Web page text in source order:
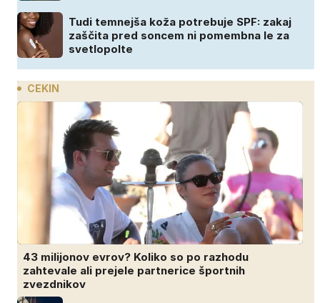
Tudi temnejša koža potrebuje SPF: zakaj
zaščita pred soncem ni pomembna le za
svetlopolte
CEKIN
43 milijonov evrov? Koliko so po razhodu
zahtevale ali prejele partnerice športnih
zvezdnikov